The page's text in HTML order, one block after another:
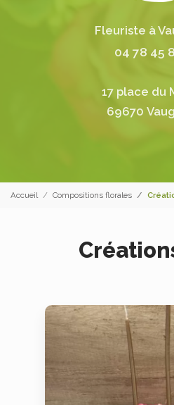
Fleuriste à
04 78 45
17 place du
69670
Accueil Compositions florales